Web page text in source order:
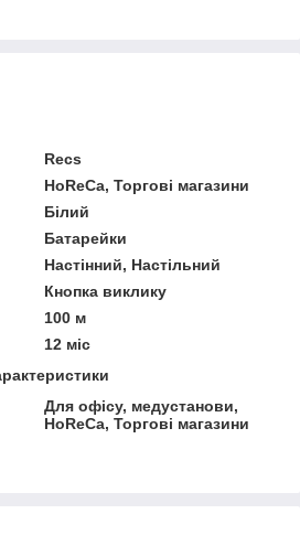
Recs
HoReCa, Торгові магазини
Білий
Батарейки
Настінний, Настільний
Кнопка виклику
100 м
12 міс
Для офісу, медустанови,
HoReCa, Торгові магазини